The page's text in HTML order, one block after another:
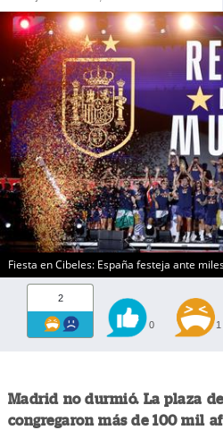
Fiesta en Cibeles: España festeja ante
2
0 1
Madrid no durmió. La plaza
congregaron más de 100 mil